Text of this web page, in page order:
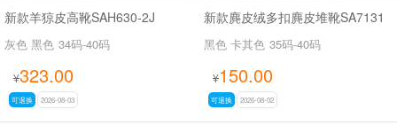
新款羊猄皮高靴SAH630-2J
灰色 黑色 34码-40码
¥323.00
可退换 2026-08-03
新款麂皮绒多扣麂皮堆靴SA7131
黑色 卡其色 35码-40码
¥150.00
可退换 2026-08-02